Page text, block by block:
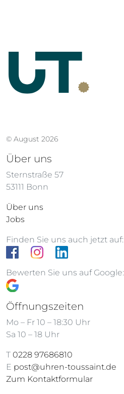
© August 2026
Über uns
Sternstraße 57
53111 Bonn
Über uns
Jobs
Finden Sie uns auch jetzt auf:
Bewerten Sie uns auf Google:
Öffnungszeiten
Mo – Fr 10 – 18:30 Uhr
Sa 10 – 18 Uhr
T 0228 97686810
E post@uhren-toussaint.de
Zum Kontaktformular